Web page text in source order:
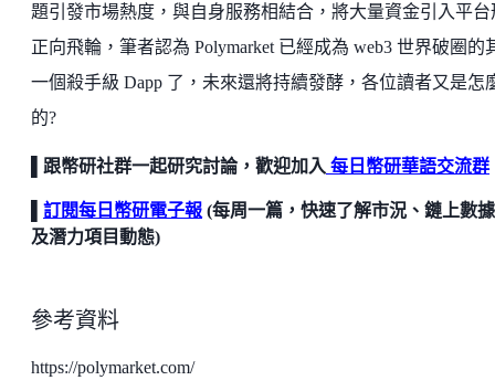
題引發市場熱度，與自身服務相結合，將大量資金引入平台
正向飛輪，筆者認為 Polymarket 已經成為 web3 世界破圈的
一個殺手級 Dapp 了，未來還將持續發酵，各位讀者又是怎
的?
▌跟幣研社群一起研究討論，歡迎加入 每日幣研華語交流群
訂閱每日幣研電子報 (每周一篇，快速了解市況、鏈上數
及潛力項目動態)
參考資料
https://polymarket.com/